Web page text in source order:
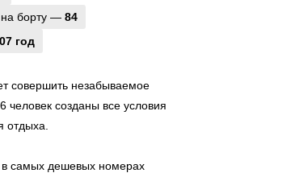
борту — 84
год
совершить незабываемое
человек созданы все условия
отдыха.
в самых дешевых номерах